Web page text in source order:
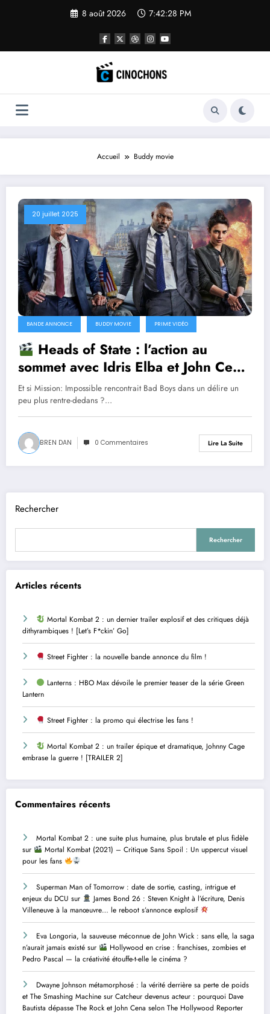
8 août 2026 7:42:29 PM
Accueil Buddy movie
20 juillet 2025
BANDE ANNONCE BUDDY MOVIE PRIME VIDÉO
Heads of State : l’action au
sommet avec Idris Elba et John Cena
Et si Mission: Impossible rencontrait Bad Boys dans un délire un
peu plus rentre-dedans ?…
BREN DAN 0 Commentaires Lire La Suite
Rechercher
Rechercher
Articles récents
Mortal Kombat 2 : un dernier trailer explosif et des critiques déjà
dithyrambiques ! [Let’s F*ckin’ Go]
Street Fighter : la nouvelle bande annonce du film !
Lanterns : HBO Max dévoile le premier teaser de la série Green
Lantern
Street Fighter : la promo qui électrise les fans !
Mortal Kombat 2 : un trailer épique et dramatique, Johnny Cage
embrase la guerre ! [TRAILER 2]
Commentaires récents
Mortal Kombat 2 : une suite plus humaine, plus brutale et plus fidèle
sur
Mortal Kombat (2021) – Critique Sans Spoil : Un uppercut visuel
pour les fans
Superman Man of Tomorrow : date de sortie, casting, intrigue et
enjeux du DCU sur
James Bond 26 : Steven Knight à l’écriture, Denis
Villeneuve à la manœuvre… le reboot s’annonce explosif
Eva Longoria, la sauveuse méconnue de John Wick : sans elle, la saga
n’aurait jamais existé sur
Hollywood en crise : franchises, zombies et
Pedro Pascal — la créativité étouffe-t-elle le cinéma ?
Dwayne Johnson métamorphosé : la vérité derrière sa perte de poids
et The Smashing Machine sur Catcheur devenus acteur : pourquoi Dave
Bautista dépasse The Rock et John Cena selon The Hollywood Reporter